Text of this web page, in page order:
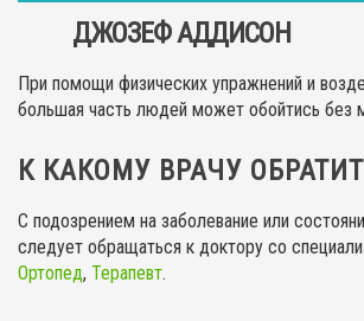
ДЖОЗЕФ АДДИСОН
При помощи физических упражнений и
большая часть людей может обойтись без
К КАКОМУ ВРАЧУ
С подозрением на заболевание или
следует обращаться к доктору со
Ортопед, Терапевт.